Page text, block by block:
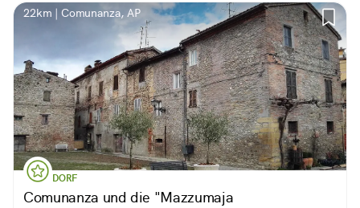
22km | Comunanza, AP
DORF
Comunanza und die "Mazzumaja